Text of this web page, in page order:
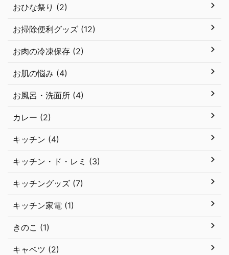
おひな祭り (2)
お掃除便利グッズ (12)
お肉の冷凍保存 (2)
お肌の悩み (4)
お風呂・洗面所 (4)
カレー (2)
キッチン (4)
キッチン・ド・レミ (3)
キッチングッズ (7)
キッチン家電 (1)
きのこ (1)
キャベツ (2)